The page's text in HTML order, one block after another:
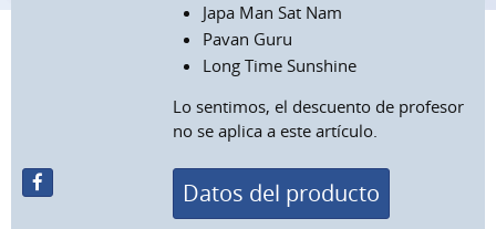
Japa Man Sat Nam
Pavan Guru
Long Time Sunshine
Lo sentimos, el descuento de profesor
no se aplica a este artículo.
Datos del producto